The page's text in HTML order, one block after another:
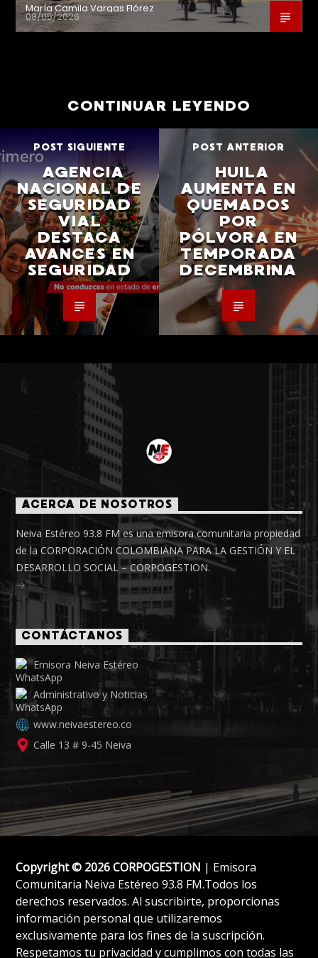
María Camila Vargas Flórez
08/05/2026
CONTINUAR LEYENDO
POST SIGUIENTE
AGENCIA
NACIONAL DE
SEGURIDAD
VIAL
DESTACA
AVANCES EN
SEGURIDAD
POST ANTERIOR
HUILA
AUMENTA EN
QUEMADOS
POR
PÓLVORA EN
TEMPORADA
DECEMBRINA
ACERCA DE NOSOTROS
Neiva Estéreo 93.8 FM es una emisora comunitaria propiedad
de la CORPORACIÓN COLOMBIANA PARA LA GESTIÓN Y EL
DESARROLLO SOCIAL – CORPOGESTION.
CONTÁCTANOS
Emisora Neiva Estéreo
Administrativo y Noticias
www.neivaestereo.co
Calle 13 # 9-45 Neiva
Copyright © 2026 CORPOGESTION | Emisora
Comunitaria Neiva Estéreo 93.8 FM.Todos los
derechos reservados. Al suscribirte, proporcionas
información personal que utilizaremos
exclusivamente para los fines de la suscripción.
Respetamos tu privacidad y cumplimos con todas las